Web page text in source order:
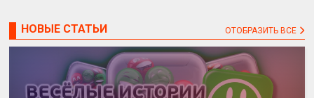
НОВЫЕ СТАТЬИ ОТОБРАЗИТЬ ВСЕ